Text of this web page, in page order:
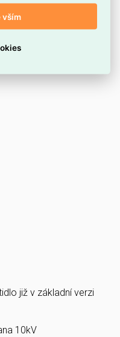
již v základní verzi
10kV
vším